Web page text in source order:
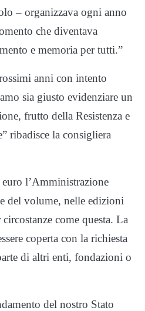
– organizzava ogni anno
che diventava
e memoria per tutti.”
anni con intento
sia giusto evidenziare un
frutto della Resistenza e
ribadisce la consigliera
l’Amministrazione
del volume, nelle edizioni
come questa. La
coperta con la richiesta
di altri enti, fondazioni o
del nostro Stato